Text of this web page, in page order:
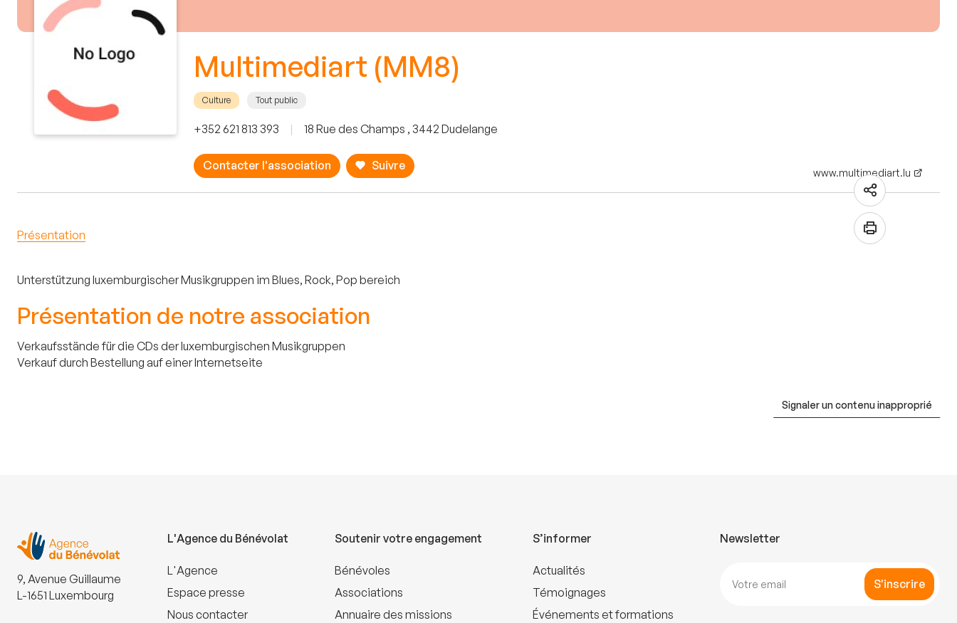
Multimediart (MM8)
Culture Tout public
+352 621 813 393 | 18 Rue des Champs , 3442 Dudelange
Contacter l'association Suivre www.multimediart.lu
Présentation
Unterstützung luxemburgischer Musikgruppen im Blues, Rock, Pop bereich
Présentation de notre association
Verkaufsstände für die CDs der luxemburgischen Musikgruppen
Verkauf durch Bestellung auf einer Internetseite
Signaler un contenu inapproprié
9, Avenue Guillaume
L-1651 Luxembourg
L'Agence du Bénévolat
L'Agence
Espace presse
Nous contacter
Soutenir votre engagement
Bénévoles
Associations
Annuaire des missions
S’informer
Actualités
Témoignages
Événements et formations
Newsletter
S'inscrire